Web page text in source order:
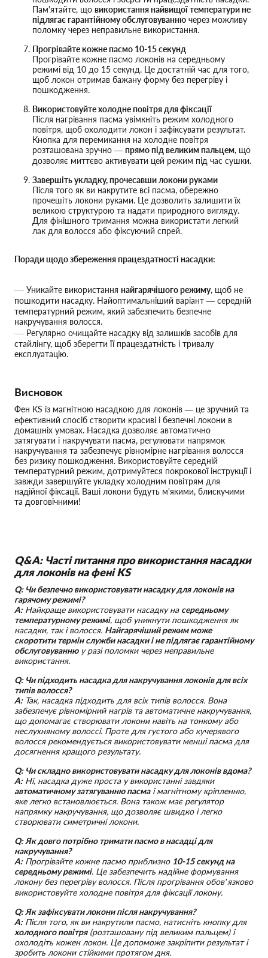
Пам'ятайте, що використання найвищої температури не
підлягає гарантійному обслуговуванню через можливу
поломку через неправильне використання.
Прогрівайте кожне пасмо 10-15 секунд
Прогрівайте кожне пасмо локонів на середньому
режимі від 10 до 15 секунд. Це достатній час для того,
щоб локон отримав бажану форму без перегріву і
пошкодження.
Використовуйте холодне повітря для фіксації
Після нагрівання пасма увімкніть режим холодного
повітря, щоб охолодити локон і зафіксувати результат.
Кнопка для перемикання на холодне повітря
розташована зручно — прямо під великим пальцем, що
дозволяє миттєво активувати цей режим під час сушки.
Завершіть укладку, прочесавши локони руками
Після того як ви накрутите всі пасма, обережно
прочешіть локони руками. Це дозволить залишити їх
великою структурою та надати природного вигляду.
Для фінішного тримання можна використати легкий
лак для волосся або фіксуючий спрей.
Поради щодо збереження працездатності насадки:
Уникайте використання найгарячішого режиму, щоб не
пошкодити насадку. Найоптимальніший варіант — середній
температурний режим, який забезпечить безпечне
накручування волосся.
Регулярно очищайте насадку від залишків засобів для
стайлінгу, щоб зберегти її працездатність і тривалу
експлуатацію.
Висновок
Фен KS із магнітною насадкою для локонів — це зручний та
ефективний спосіб створити красиві і безпечні локони в
домашніх умовах. Насадка дозволяє автоматично
затягувати і накручувати пасма, регулювати напрямок
накручування та забезпечує рівномірне нагрівання волосся
без ризику пошкодження. Використовуйте середній
температурний режим, дотримуйтеся покрокової інструкції і
завжди завершуйте укладку холодним повітрям для
надійної фіксації. Ваші локони будуть м'якими, блискучими
та довговічними!
Q&A: Часті питання про використання насадки
для локонів на фені KS
Q: Чи безпечно використовувати насадку для локонів на
гарячому режимі?
A:Найкраще використовувати насадку на середньому
температурному режимі, щоб уникнути пошкодження як
насадки, так і волосся. Найгарячіший режим може
скоротити термін служби насадки і не підлягає гарантійному
обслуговуваннюу разі поломки через неправильне
використання.
Q: Чи підходить насадка для накручування локонів для всіх
типів волосся?
A:Так, насадка підходить для всіх типів волосся. Вона
забезпечує рівномірний нагрів та автоматичне накручування,
що допомагає створювати локони навіть на тонкому або
неслухняному волоссі. Проте для густого або кучерявого
волосся рекомендується використовувати менші пасма для
досягнення кращого результату.
Q: Чи складно використовувати насадку для локонів вдома?
A:Ні, насадка дуже проста у використанні завдяки
автоматичному затягуванню пасмаі магнітному кріпленню,
яке легко встановлюється. Вона також має регулятор
напрямку накручування, що дозволяє швидко і легко
створювати симетричні локони.
Q: Як довго потрібно тримати пасмо в насадці для
накручування?
A:Прогрівайте кожне пасмо приблизно 10-15 секунд на
середньому режимі. Це забезпечить надійне формування
локону без перегріву волосся. Після прогрівання обов’язково
використовуйте холодне повітря для фіксації локону.
Q: Як зафіксувати локони після накручування?
A:Після того, як ви накрутили пасмо, натисніть кнопку для
холодного повітря(розташовану під великим пальцем) і
охолодіть кожен локон. Це допоможе закріпити результат і
зробить локони стійкими протягом дня.